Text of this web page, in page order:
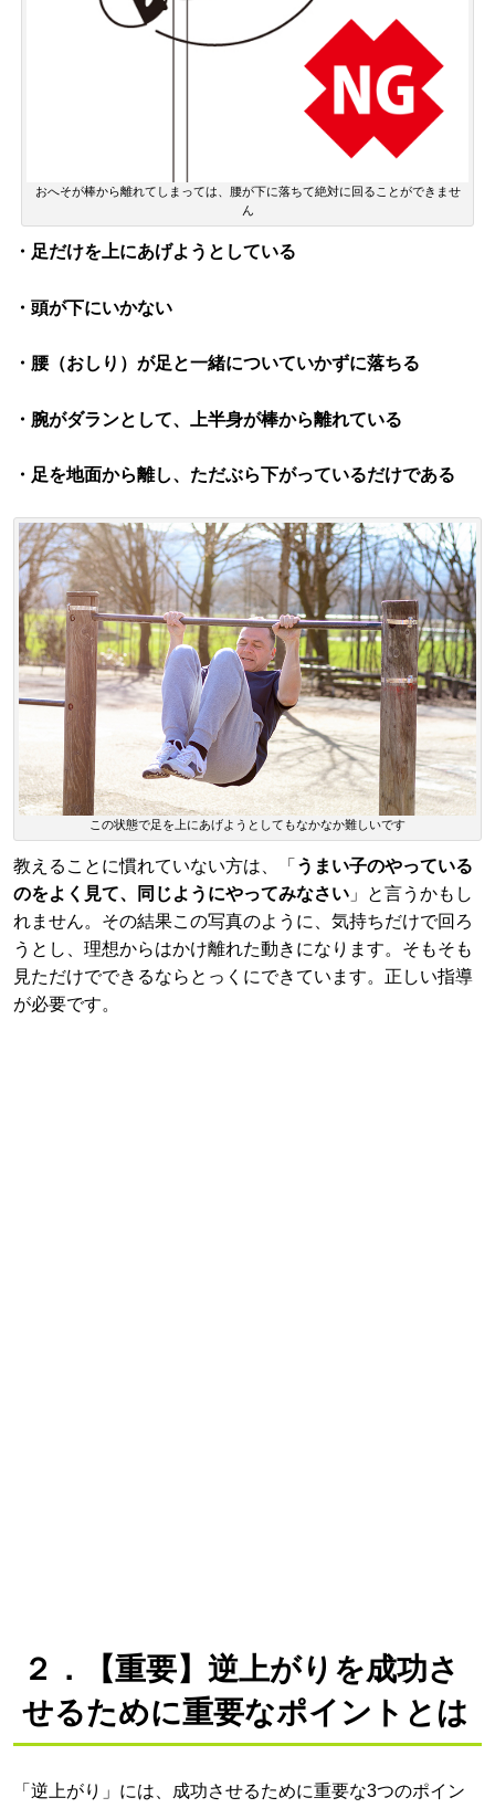
おへそが棒から離れてしまっては、腰が下に落ちて絶対に回ることができませ
ん
・足だけを上にあげようとしている
・頭が下にいかない
・腰（おしり）が足と一緒についていかずに落ちる
・腕がダランとして、上半身が棒から離れている
・足を地面から離し、ただぶら下がっているだけである
この状態で足を上にあげようとしてもなかなか難しいです
教えることに慣れていない方は、「 うまい子のやっている
のをよく見て、同じようにやってみなさい 」と言うかもし
れません。その結果この写真のように、気持ちだけで回ろ
うとし、理想からはかけ離れた動きになります。そもそも
見ただけでできるならとっくにできています。正しい指導
が必要です。
２．【重要】逆上がりを成功さ
せるために重要なポイントとは
「逆上がり」には、成功させるために重要な3つのポイン